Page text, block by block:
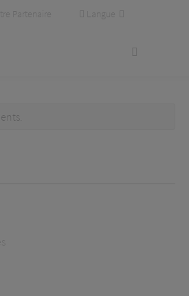
Partenaire Langue